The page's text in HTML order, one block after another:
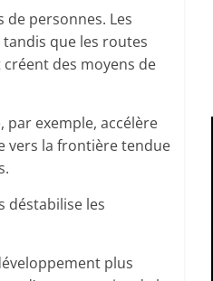
de personnes. Les
que les routes
des moyens de
par exemple, accélère
vers la frontière tendue
déstabilise les
plus